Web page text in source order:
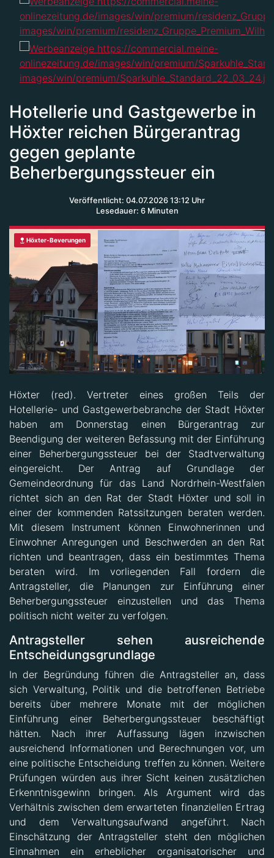
Höxter reichen Bürgerantrag
gegen geplante
Beherbergungssteuer ein
Lesedauer: 6 Minuten
Höxter-Beverungen
Hotellerie- und Gastgewerbebranche der Stadt Höxter
haben am Donnerstag einen Bürgerantrag zur
Beendigung der weiteren Befassung mit der Einführung
einer Beherbergungssteuer bei der Stadtverwaltung
eingereicht. Der Antrag auf Grundlage der
Gemeindeordnung für das Land Nordrhein-Westfalen
richtet sich an den Rat der Stadt Höxter und soll in
einer der kommenden Ratssitzungen beraten werden.
Mit diesem Instrument können Einwohnerinnen und
Einwohner Anregungen und Beschwerden an den Rat
richten und beantragen, dass ein bestimmtes Thema
beraten wird. Im vorliegenden Fall fordern die
Antragsteller, die Planungen zur Einführung einer
Beherbergungssteuer einzustellen und das Thema
politisch nicht weiter zu verfolgen.
Antragsteller sehen ausreichende
Entscheidungsgrundlage
In der Begründung führen die Antragsteller an, dass
sich Verwaltung, Politik und die betroffenen Betriebe
bereits über mehrere Monate mit der möglichen
Einführung einer Beherbergungssteuer beschäftigt
hätten. Nach ihrer Auffassung lägen inzwischen
ausreichend Informationen und Berechnungen vor, um
eine politische Entscheidung treffen zu können. Weitere
Prüfungen würden aus ihrer Sicht keinen zusätzlichen
Erkenntnisgewinn bringen. Als Argument wird das
Verhältnis zwischen dem erwarteten finanziellen Ertrag
und dem Verwaltungsaufwand angeführt. Nach
Einschätzung der Antragsteller steht den möglichen
Einnahmen ein erheblicher organisatorischer und
personeller Aufwand gegenüber. Die Einführung einer